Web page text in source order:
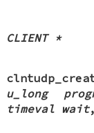
CLIENT *
u_long
timeval wait